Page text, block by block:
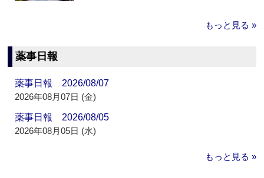
もっと見る »
薬事日報
薬事日報 2026/08/07
2026年08月07日 (金)
薬事日報 2026/08/05
2026年08月05日 (水)
もっと見る »